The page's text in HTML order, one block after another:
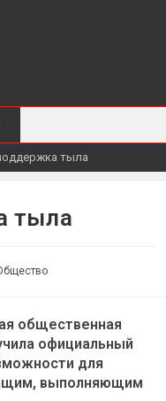
тыла
тыла
общественная
официальный
для
выполняющим